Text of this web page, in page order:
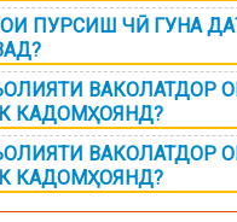
ПУРСИШ ЧӢ ГУНА
ВАКОЛАТДОР
КАДОМҲОЯНД?
ВАКОЛАТДОР
КАДОМҲОЯНД?